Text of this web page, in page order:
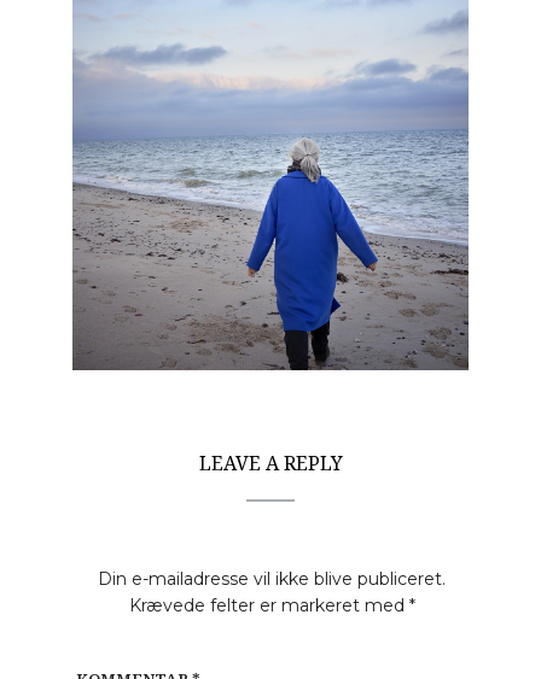
LEAVE A REPLY
Din e-mailadresse vil ikke blive publiceret.
Krævede felter er markeret med *